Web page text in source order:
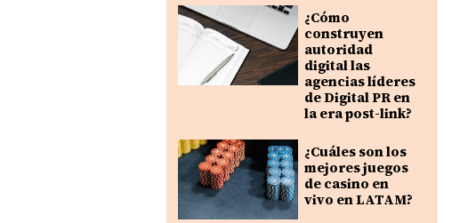
¿Cómo
construyen
autoridad
digital las
agencias líderes
de Digital PR en
la era post-link?
¿Cuáles son los
mejores juegos
de casino en
vivo en LATAM?